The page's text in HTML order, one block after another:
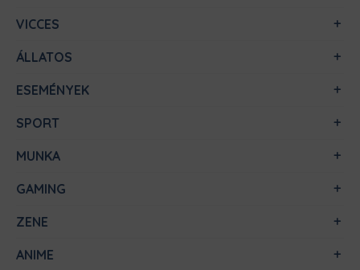
VICCES
ÁLLATOS
ESEMÉNYEK
SPORT
MUNKA
GAMING
ZENE
ANIME